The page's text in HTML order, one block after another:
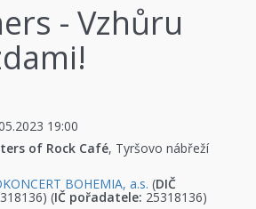
- Vzhůru
19:00
of Rock Café, Tyršovo nábřeží
BOHEMIA, a.s. (DIČ
(IČ pořadatele: 25318136)